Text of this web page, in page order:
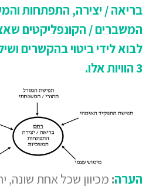
בריאה / יצירה, התפתחות
המשברים / הקונפליקטים
לבוא לידי ביטוי בהקשרים
3 הוויות אלו.
הערה: מכיוון שכל אחת שונה,